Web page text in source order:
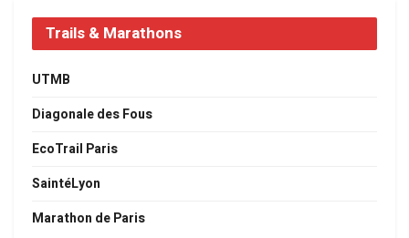
Trails & Marathons
UTMB
Diagonale des Fous
EcoTrail Paris
SaintéLyon
Marathon de Paris